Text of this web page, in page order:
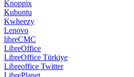
Knoppix
Kubuntu
Kwheezy
Lenovo
libreCMC
LibreOffice
LibreOffice Türkiye
Libreoffice Twitter
LibrePlanet